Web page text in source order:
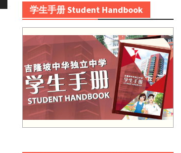
学生手册 Student Handbook